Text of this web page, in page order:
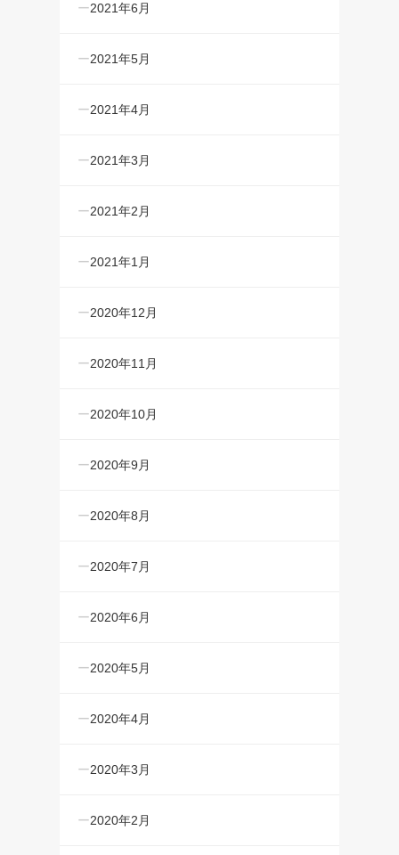
2021年6月
2021年5月
2021年4月
2021年3月
2021年2月
2021年1月
2020年12月
2020年11月
2020年10月
2020年9月
2020年8月
2020年7月
2020年6月
2020年5月
2020年4月
2020年3月
2020年2月